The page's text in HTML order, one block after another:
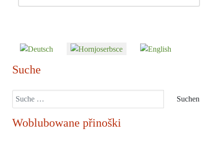
Sprache auswählen
Suche
Suchen Suchen
Woblubowane přinoški